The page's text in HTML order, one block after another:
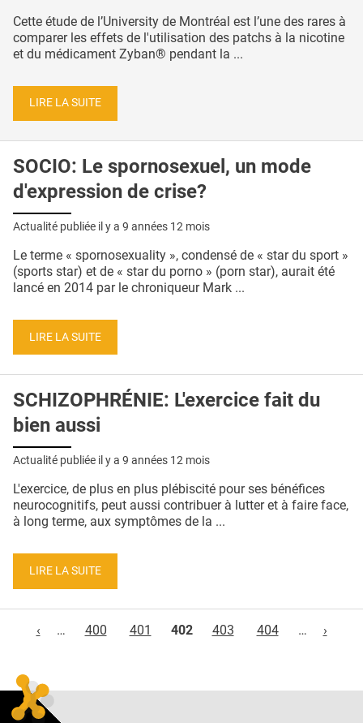
Cette étude de l’University de Montréal est l’une des rares à
comparer les effets de l'utilisation des patchs à la nicotine
et du médicament Zyban® pendant la ...
LIRE LA SUITE
SOCIO: Le spornosexuel, un mode
d'expression de crise?
Actualité publiée il y a 9 années 12 mois
Le terme « spornosexuality », condensé de « star du sport »
(sports star) et de « star du porno » (porn star), aurait été
lancé en 2014 par le chroniqueur Mark ...
LIRE LA SUITE
SCHIZOPHRÉNIE: L'exercice fait du
bien aussi
Actualité publiée il y a 9 années 12 mois
L'exercice, de plus en plus plébiscité pour ses bénéfices
neurocognitifs, peut aussi contribuer à lutter et à faire face,
à long terme, aux symptômes de la ...
LIRE LA SUITE
‹
… 400 401 402 403 404 … ›